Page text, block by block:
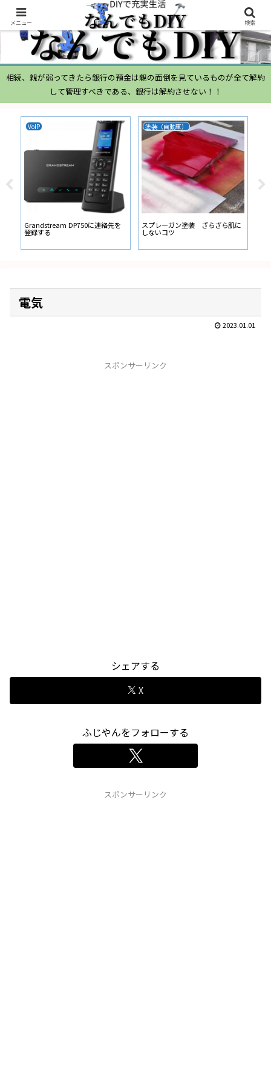
相続、親が弱ってきたら銀行の預金は親の面倒を見ているものが全て解約
して管理すべきである、銀行は解約させない！！
VoIP
Grandstream DP750に連絡先を
登録する
塗装（自動車）
スプレーガン塗装 ざらざら肌に
しないコツ
ム
電気
2023.01.01
スポンサーリンク
シェアする
X
ふじやんをフォローする
スポンサーリンク
メニュー 検索